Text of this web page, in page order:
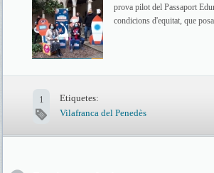
prova pilot del Passaport
condicions d'equitat, que
1
Etiquetes:
Vilafranca del Penedès